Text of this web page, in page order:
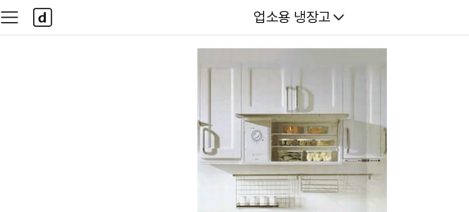
다나와
업소용 냉장고
사
이
다
나
와